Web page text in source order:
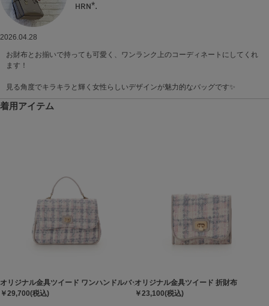
ʜʀɴ*.
2026.04.28
お財布とお揃いで持っても可愛く、ワンランク上のコーディネートにしてくれ
ます！
見る角度でキラキラと輝く女性らしいデザインが魅力的なバッグです✨
着用アイテム
オリジナル金具ツイード ワンハンドルバッグ
￥29,700(税込)
オリジナル金具ツイード 折財布
￥23,100(税込)